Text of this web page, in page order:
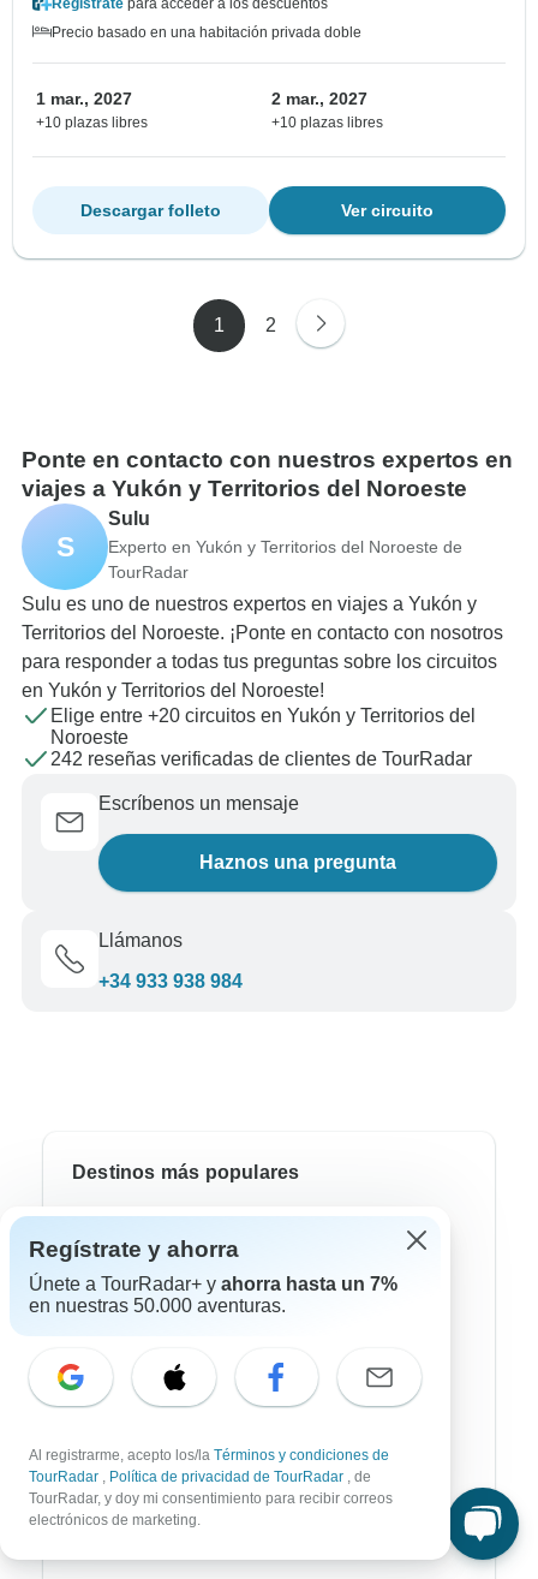
Regístrate para acceder a los descuentos
Precio basado en una habitación privada doble
1 mar., 2027
+10 plazas libres
2 mar., 2027
+10 plazas libres
Ver circuito
Descargar folleto
1 2
Ponte en contacto con nuestros expertos en
viajes a Yukón y Territorios del Noroeste
S
Sulu
Experto en Yukón y Territorios del Noroeste de
TourRadar
Sulu es uno de nuestros expertos en viajes a Yukón y
Territorios del Noroeste. ¡Ponte en contacto con nosotros
para responder a todas tus preguntas sobre los circuitos
en Yukón y Territorios del Noroeste!
Elige entre +20 circuitos en Yukón y Territorios del
Noroeste
242 reseñas verificadas de clientes de TourRadar
Escríbenos un mensaje
Haznos una pregunta
Llámanos
+34 933 938 984
Destinos más populares
Asia
Europa
Latin América
América del Sur
Egipto
Regístrate y ahorra
Únete a TourRadar+ y ahorra hasta un 7%
en nuestras 50.000 aventuras.
Al registrarme, acepto los/la Términos y condiciones de
TourRadar , Política de privacidad de TourRadar , de
TourRadar, y doy mi consentimiento para recibir correos
electrónicos de marketing.